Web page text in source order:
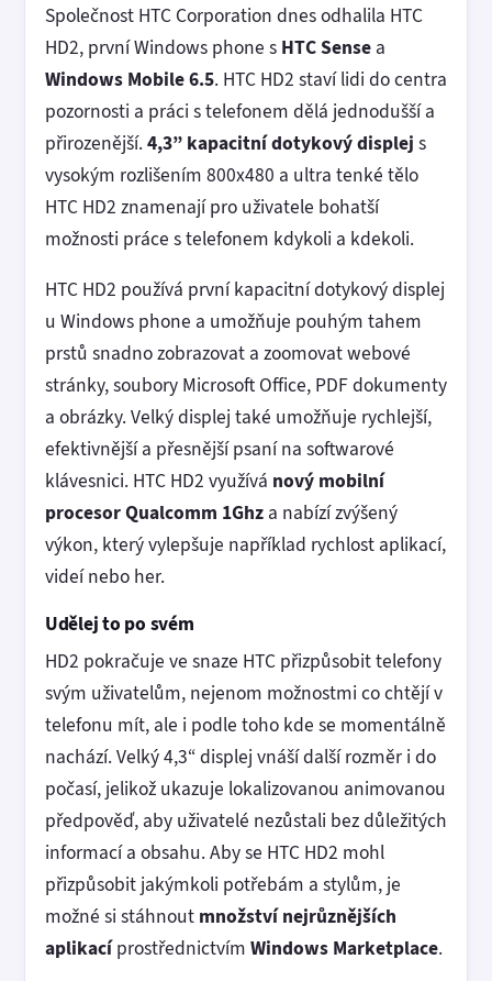
Společnost HTC Corporation dnes odhalila HTC
HD2, první Windows phone s HTC Sense a
Windows Mobile 6.5. HTC HD2 staví lidi do centra
pozornosti a práci s telefonem dělá jednodušší a
přirozenější.4,3” kapacitní dotykový displej s
vysokým rozlišením 800x480 a ultra tenké tělo
HTC HD2 znamenají pro uživatele bohatší
možnosti práce s telefonem kdykoli a kdekoli.
HTC HD2 používá první kapacitní dotykový displej
u Windows phone a umožňuje pouhým tahem
prstů snadno zobrazovat a zoomovat webové
stránky, soubory Microsoft Office, PDF dokumenty
a obrázky. Velký displej také umožňuje rychlejší,
efektivnější a přesnější psaní na softwarové
klávesnici. HTC HD2 využívá nový mobilní
procesor Qualcomm 1Ghz a nabízí zvýšený
výkon, který vylepšuje například rychlost aplikací,
videí nebo her.
Udělej to po svém
HD2 pokračuje ve snaze HTC přizpůsobit telefony
svým uživatelům, nejenom možnostmi co chtějí v
telefonu mít, ale i podle toho kde se momentálně
nachází. Velký 4,3“ displej vnáší další rozměr i do
počasí, jelikož ukazuje lokalizovanou animovanou
předpověď, aby uživatelé nezůstali bez důležitých
informací a obsahu. Aby se HTC HD2 mohl
přizpůsobit jakýmkoli potřebám a stylům, je
možné si stáhnout množství nejrůznějších
aplikacíprostřednictvím Windows Marketplace.